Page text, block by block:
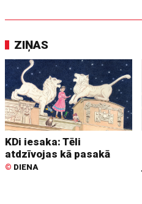
ZIŅAS
KDi iesaka: Tēli
atdzīvojas kā pasakā
© DIENA